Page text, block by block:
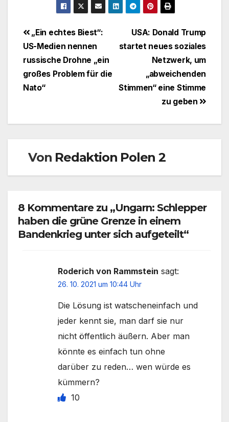
BeitragsnavigationUSA: Donald Trump
startet neues soziales
Netzwerk, um
„abweichenden
Stimmen“ eine Stimme
zu geben
„Ein echtes Biest“:
US-Medien nennen
russische Drohne „ein
großes Problem für die
Nato“
Von Redaktion Polen 2
8 Kommentare zu „Ungarn: Schlepper
haben die grüne Grenze in einem
Bandenkrieg unter sich aufgeteilt“
Roderich von Rammstein sagt:
26. 10. 2021 um 10:44 Uhr
Die Lösung ist watscheneinfach und
jeder kennt sie, man darf sie nur
nicht öffentlich äußern. Aber man
könnte es einfach tun ohne
darüber zu reden… wen würde es
kümmern?
10